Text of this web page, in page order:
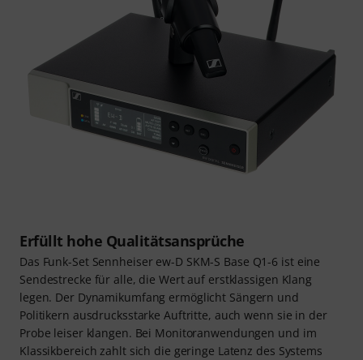
Erfüllt hohe Qualitätsansprüche
Das Funk-Set Sennheiser ew-D SKM-S Base Q1-6 ist eine
Sendestrecke für alle, die Wert auf erstklassigen Klang
legen. Der Dynamikumfang ermöglicht Sängern und
Politikern ausdrucksstarke Auftritte, auch wenn sie in der
Probe leiser klangen. Bei Monitoranwendungen und im
Klassikbereich zahlt sich die geringe Latenz des Systems